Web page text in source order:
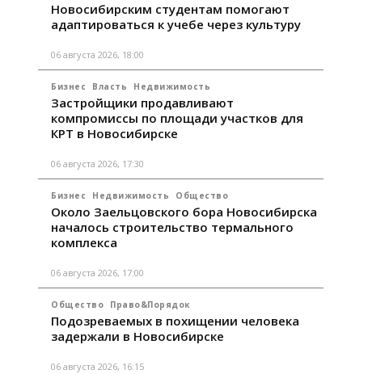
Новосибирским студентам помогают
адаптироваться к учебе через культуру
06 августа 2026, 18:00
Бизнес Власть Недвижимость
Застройщики продавливают
компромиссы по площади участков для
КРТ в Новосибирске
06 августа 2026, 17:30
Бизнес Недвижимость Общество
Около Заельцовского бора Новосибирска
началось строительство термального
комплекса
06 августа 2026, 17:00
Общество Право&Порядок
Подозреваемых в похищении человека
задержали в Новосибирске
06 августа 2026, 16:15